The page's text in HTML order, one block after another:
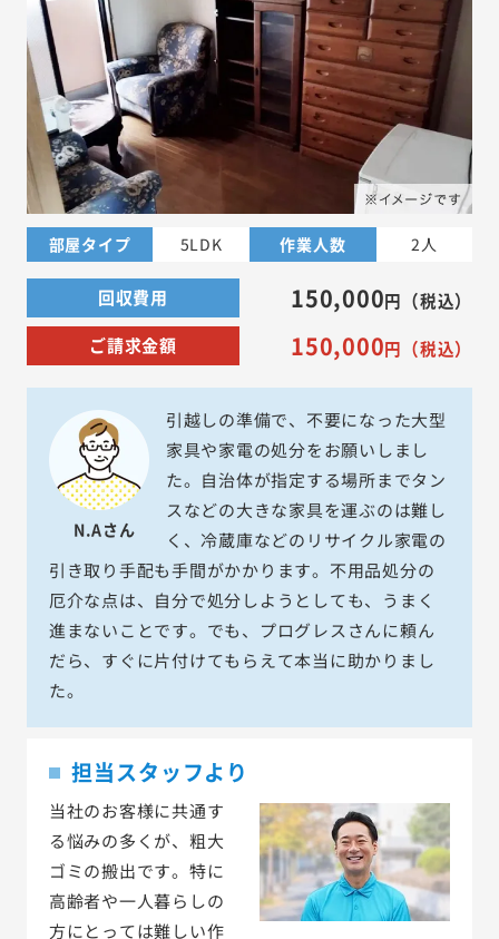
部屋タイプ 5LDK 作業人数 2人
回収費用 150,000円（税込）
ご請求金額
150,000円（税込）
N.Aさん
引越しの準備で、不要になった大型
家具や家電の処分をお願いしまし
た。自治体が指定する場所までタン
スなどの大きな家具を運ぶのは難し
く、冷蔵庫などのリサイクル家電の
引き取り手配も手間がかかります。不用品処分の
厄介な点は、自分で処分しようとしても、うまく
進まないことです。でも、プログレスさんに頼ん
だら、すぐに片付けてもらえて本当に助かりまし
た。
担当スタッフより
当社のお客様に共通す
る悩みの多くが、粗大
ゴミの搬出です。特に
高齢者や一人暮らしの
方にとっては難しい作